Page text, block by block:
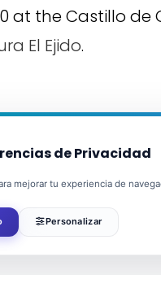
at the Castillo
El Ejido.
de Privacidad
mejorar tu experiencia de
Personalizar